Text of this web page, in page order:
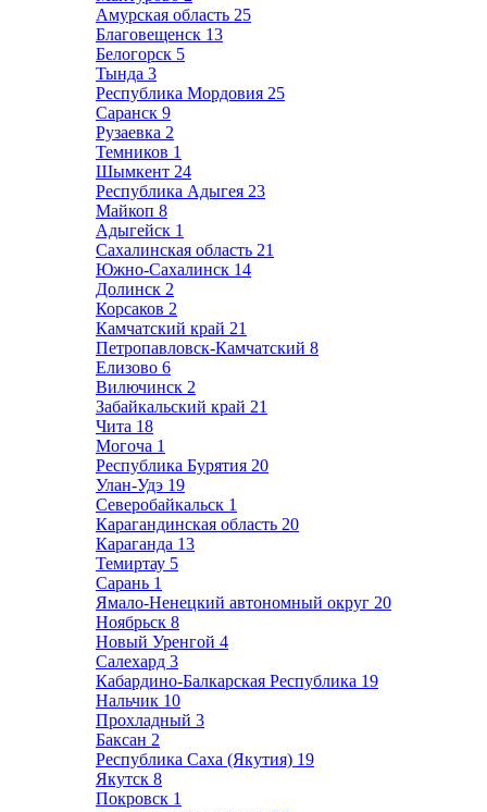
Амурская область 25
Благовещенск 13
Белогорск 5
Тында 3
Республика Мордовия 25
Саранск 9
Рузаевка 2
Темников 1
Шымкент 24
Республика Адыгея 23
Майкоп 8
Адыгейск 1
Сахалинская область 21
Южно-Сахалинск 14
Долинск 2
Корсаков 2
Камчатский край 21
Петропавловск-Камчатский 8
Елизово 6
Вилючинск 2
Забайкальский край 21
Чита 18
Могоча 1
Республика Бурятия 20
Улан-Удэ 19
Северобайкальск 1
Карагандинская область 20
Караганда 13
Темиртау 5
Сарань 1
Ямало-Ненецкий автономный округ 20
Ноябрьск 8
Новый Уренгой 4
Салехард 3
Кабардино-Балкарская Республика 19
Нальчик 10
Прохладный 3
Баксан 2
Республика Саха (Якутия) 19
Якутск 8
Покровск 1